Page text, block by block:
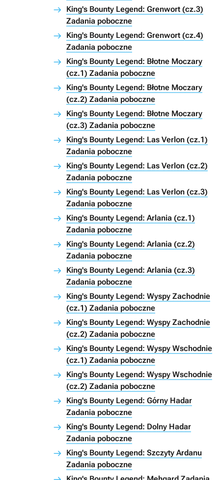
King's Bounty Legend: Grenwort (cz.3)
Zadania poboczne
King's Bounty Legend: Grenwort (cz.4)
Zadania poboczne
King's Bounty Legend: Błotne Moczary
(cz.1) Zadania poboczne
King's Bounty Legend: Błotne Moczary
(cz.2) Zadania poboczne
King's Bounty Legend: Błotne Moczary
(cz.3) Zadania poboczne
King's Bounty Legend: Las Verlon (cz.1)
Zadania poboczne
King's Bounty Legend: Las Verlon (cz.2)
Zadania poboczne
King's Bounty Legend: Las Verlon (cz.3)
Zadania poboczne
King's Bounty Legend: Arlania (cz.1)
Zadania poboczne
King's Bounty Legend: Arlania (cz.2)
Zadania poboczne
King's Bounty Legend: Arlania (cz.3)
Zadania poboczne
King's Bounty Legend: Wyspy Zachodnie
(cz.1) Zadania poboczne
King's Bounty Legend: Wyspy Zachodnie
(cz.2) Zadania poboczne
King's Bounty Legend: Wyspy Wschodnie
(cz.1) Zadania poboczne
King's Bounty Legend: Wyspy Wschodnie
(cz.2) Zadania poboczne
King's Bounty Legend: Górny Hadar
Zadania poboczne
King's Bounty Legend: Dolny Hadar
Zadania poboczne
King's Bounty Legend: Szczyty Ardanu
Zadania poboczne